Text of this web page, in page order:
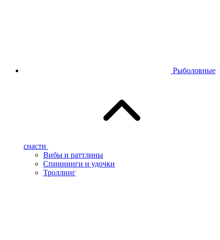
Рыболовные
снасти
Вибы и раттлины
Спиннинги и удочки
Троллинг